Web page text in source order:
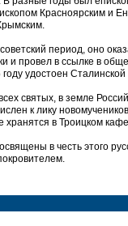
Красноярским и
период, оно
и провел в ссылке в
удостоен Сталинской
святых, в земле
к лику
хранятся в Троицком
в честь этого